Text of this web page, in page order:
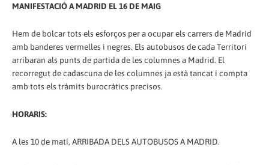
MANIFESTACIÓ A MADRID EL 16 DE MAIG
Hem de bolcar tots els esforços per a ocupar els carrers de Madrid
amb banderes vermelles i negres. Els autobusos de cada Territori
arribaran als punts de partida de les columnes a Madrid. El
recorregut de cadascuna de les columnes ja està tancat i compta
amb tots els tràmits burocràtics precisos.
HORARIS:
A les 10 de matí, ARRIBADA DELS AUTOBUSOS A MADRID.